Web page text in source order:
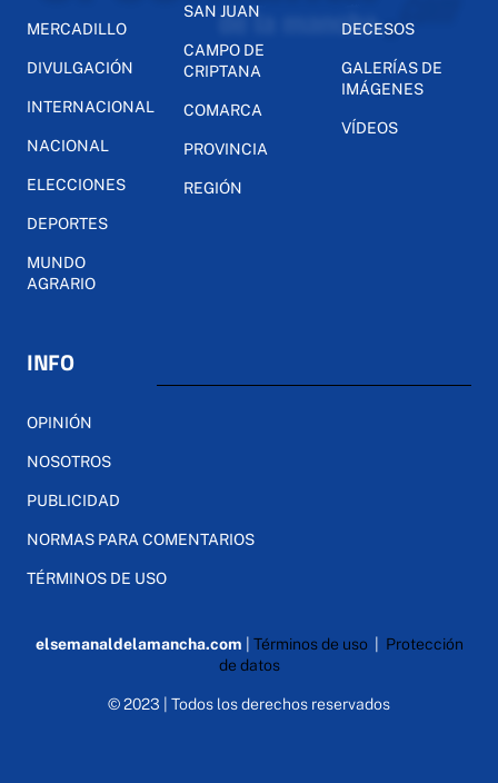
MERCADILLO
DIVULGACIÓN
INTERNACIONAL
NACIONAL
ELECCIONES
DEPORTES
MUNDO
AGRARIO
SAN JUAN
CAMPO DE
CRIPTANA
COMARCA
PROVINCIA
REGIÓN
DECESOS
GALERÍAS DE
IMÁGENES
VÍDEOS
INFO
OPINIÓN
NOSOTROS
PUBLICIDAD
NORMAS PARA COMENTARIOS
TÉRMINOS DE USO
elsemanaldelamancha.com Términos de uso| Protección
de datos
© 2023 | Todos los derechos reservados